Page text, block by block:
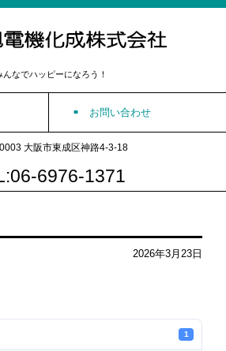
んなでハッピーになろう！
お問い合わせ
大阪市東成区神路4-3-18
6976-1371
2026年3月23日
1